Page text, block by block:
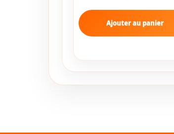
Ajouter au panier